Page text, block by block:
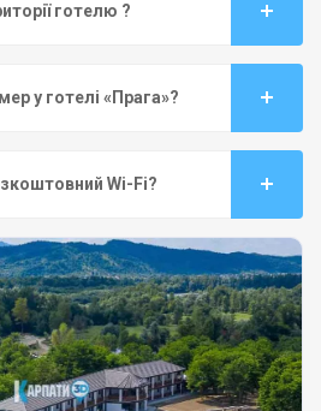
готелю ?
у готелі «Прага»?
Wi-Fi?